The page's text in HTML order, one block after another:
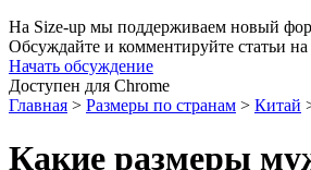
На Size-up мы поддерживаем новый
Обсуждайте и комментируйте статьи
Начать обсуждение
Доступен для Chrome
Главная > Размеры по странам > Китай
Какие размеры